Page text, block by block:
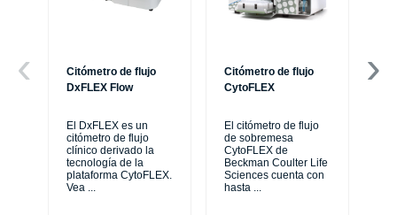
Citómetro de flujo
DxFLEX Flow
El DxFLEX es un
citómetro de flujo
clínico derivado la
tecnología de la
plataforma CytoFLEX.
Vea ...
Citómetro de flujo
CytoFLEX
El citómetro de flujo
de sobremesa
CytoFLEX de
Beckman Coulter Life
Sciences cuenta con
hasta ...